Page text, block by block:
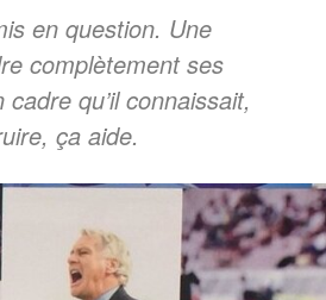
en question. Une
complètement ses
qu’il connaissait,
ça aide.